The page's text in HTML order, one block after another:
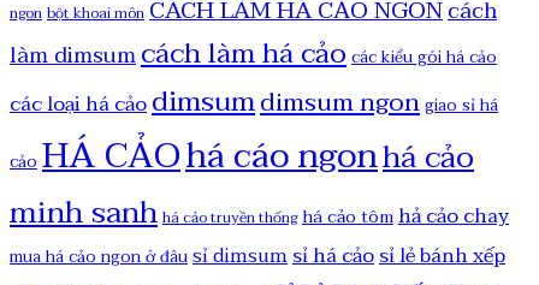
ngonbột khoai mônCÁCH LÀM HÁ CẢO NGONcách
làm dimsumcách làm há cảocác kiểu gói há cảo
các loại há cảodimsumdimsum ngongiao sỉ há
cảoHÁ CẢOhá cáo ngonhá cảo
minh sanhhá cảo truyền thốnghá cảo tômhả cảo chay
mua há cảo ngon ở đâusỉ dimsumsỉ há cảosỉ lẻ bánh xếp